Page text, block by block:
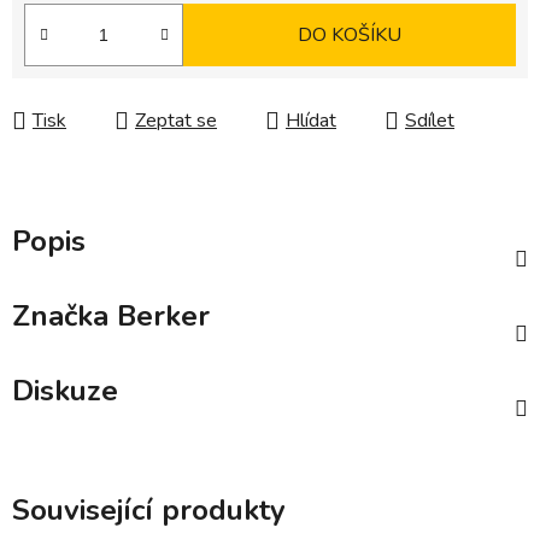
DO KOŠÍKU
Tisk Zeptat se Hlídat Sdílet
Popis
Značka Berker
Diskuze
Související produkty